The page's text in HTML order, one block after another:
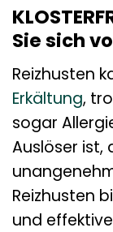
Sie sich
Reizhusten
Erkältung,
sogar
Auslöser ist,
unangenehm
Reizhusten
und